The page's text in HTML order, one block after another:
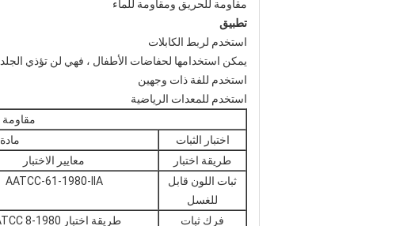
مقاومة للحريق ومقاومة للماء
تطبيق
استخدم لربط الكابلات
يمكن استخدامها لحفاضات الأطفال ، فهي لن تؤذي الجلد
استخدم للفة ذات وجهين
استخدم للمعدات الرياضية
مقاومة
اختبار الثبات
مادة
طريقة اختبار
معايير الاختبار
ثبات اللون قابل
للغسل
AATCC-61-1980-IIA
فرك ثبات طريقة اختبار AATCC 8-1980